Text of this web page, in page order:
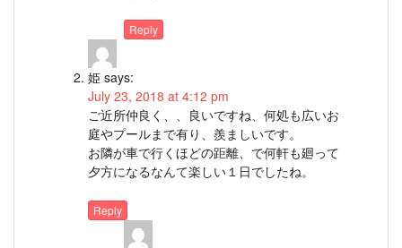
Reply
姫 says:
July 23, 2018 at 4:12 pm
ご近所仲良く、、良いですね、何処も広いお
庭やプールまで有り、羨ましいです。
お隣が車で行くほどの距離、で何軒も廻って
夕方になるなんて楽しい１日でしたね。
Reply